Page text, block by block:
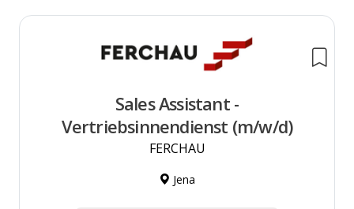
Sales Assistant -
Vertriebsinnendienst (m/w/d)
FERCHAU
Jena